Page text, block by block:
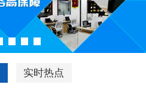
深一风采
联系我们
深优通系统V3.0
实时热点